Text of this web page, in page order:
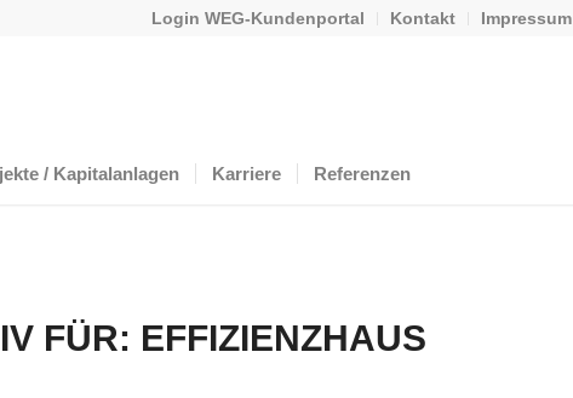
Login WEG-Kundenportal Kontakt Impressum
/ Kapitalanlagen Karriere Referenzen
FÜR: EFFIZIENZHAUS